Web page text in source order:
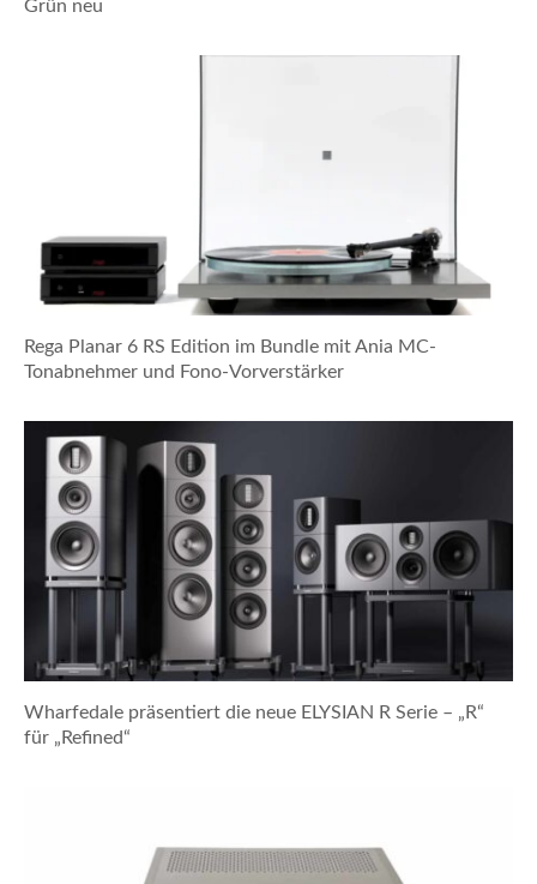
Grün neu
Rega Planar 6 RS Edition im Bundle mit Ania MC-
Tonabnehmer und Fono-Vorverstärker
Wharfedale präsentiert die neue ELYSIAN R Serie – „R“
für „Refined“